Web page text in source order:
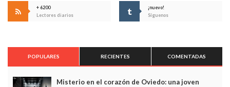
+ 6200
Lectores diarios
¡nuevo!
Síguenos
POPULARES RECIENTES COMENTADAS
Misterio en el corazón de Oviedo: una joven